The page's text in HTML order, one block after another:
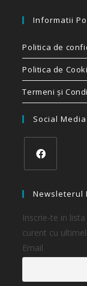
Informatii
Politica de
Politica de
Termeni și
Social Media
Newsleterul
Inscrie-te in
curent cu
Email